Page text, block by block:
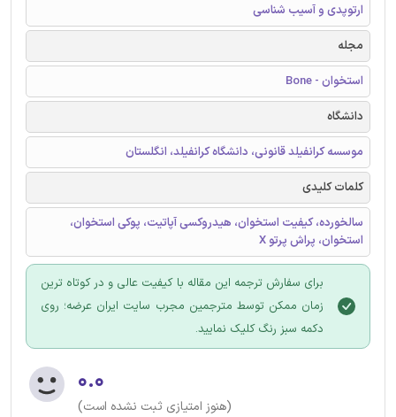
ارتوپدی و آسیب شناسی
مجله
استخوان - Bone
دانشگاه
موسسه کرانفیلد قانونی، دانشگاه کرانفیلد، انگلستان
کلمات کلیدی
سالخورده، کیفیت استخوان، هیدروکسی آپاتیت، پوکی استخوان،
استخوان، پراش پرتو X
برای سفارش ترجمه این مقاله با کیفیت عالی و در کوتاه ترین
زمان ممکن توسط مترجمین مجرب سایت ایران عرضه؛ روی
دکمه سبز رنگ کلیک نمایید.
۰.۰
(هنوز امتیازی ثبت نشده است)